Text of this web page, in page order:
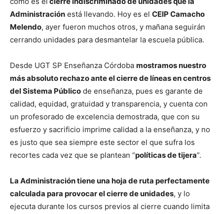
Administración está llevando. Hoy es el CEIP Camacho
Melendo, ayer fueron muchos otros, y mañana seguirán
cerrando unidades para desmantelar la escuela pública.
Desde UGT SP Enseñanza Córdoba mostramos nuestro
más absoluto rechazo ante el cierre de líneas en centros
del Sistema Público de enseñanza, pues es garante de
calidad, equidad, gratuidad y transparencia, y cuenta con
un profesorado de excelencia demostrada, que con su
esfuerzo y sacrificio imprime calidad a la enseñanza, y no
es justo que sea siempre este sector el que sufra los
recortes cada vez que se plantean “políticas de tijera”.
La Administración tiene una hoja de ruta perfectamente
calculada para provocar el cierre de unidades, y lo
ejecuta durante los cursos previos al cierre cuando limita